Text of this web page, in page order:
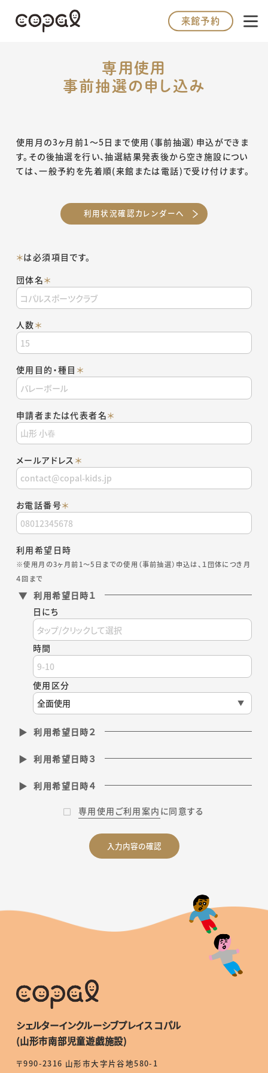
来館予約
お知らせ
施設利用案内
体育館の専用使用
お問い合わせ・よくある質問
来館予約
専用使用
事前抽選の申し込み
使用月の3ヶ月前1～5日まで使用（事前抽選）申込ができま
す。その後抽選を行い、抽選結果発表後から空き施設につい
ては、一般予約を先着順(来館または電話)で受け付けます。
利用状況確認カレンダーへ
＊は必須項目です。
団体名＊
人数＊
使用目的・種目 ＊
申請者または代表者名＊
メールアドレス ＊
お電話番号＊
利用希望日時
※使用月の3ヶ月前1～5日までの使用（事前抽選）申込は、１団体につき月
４回まで
利用希望日時１
日にち
時間
使用区分
利用希望日時２
利用希望日時３
利用希望日時４
専用使用ご利用案内 に同意する
シェルターインクルーシブプレイス コパル
(山形市南部児童遊戯施設)
〒990-2316 山形市大字片谷地580-1